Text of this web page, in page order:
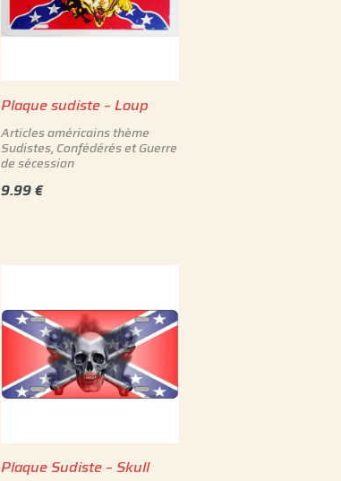
Plaque sudiste – Loup
Articles américains thème
Sudistes, Confédérés et Guerre
de sécession
9.99€
Plaque Sudiste – Skull